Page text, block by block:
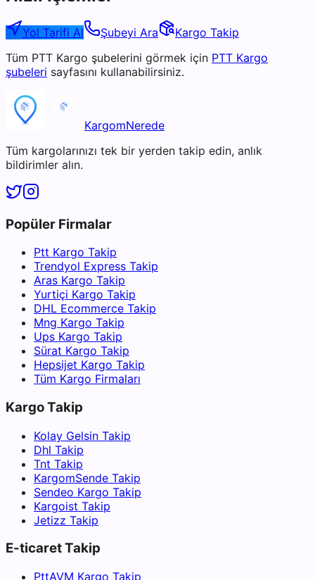
Yol Tarifi Al Şubeyi Ara
Kargo Takip
Tüm PTT Kargo şubelerini görmek için PTT Kargo
şubeleri sayfasını kullanabilirsiniz.
KargomNerede
Tüm kargolarınızı tek bir yerden takip edin, anlık
bildirimler alın.
Popüler Firmalar
Ptt Kargo Takip
Trendyol Express Takip
Aras Kargo Takip
Yurtiçi Kargo Takip
DHL Ecommerce Takip
Mng Kargo Takip
Ups Kargo Takip
Sürat Kargo Takip
Hepsijet Kargo Takip
Tüm Kargo Firmaları
Kargo Takip
Kolay Gelsin Takip
Dhl Takip
Tnt Takip
KargomSende Takip
Sendeo Kargo Takip
Kargoist Takip
Jetizz Takip
E-ticaret Takip
PttAVM Kargo Takip